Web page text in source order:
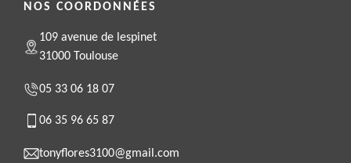
NOS COORDONNÉES
109 avenue de lespinet
31000 Toulouse
05 33 06 18 07
06 35 96 65 87
tonyflores3100@gmail.com